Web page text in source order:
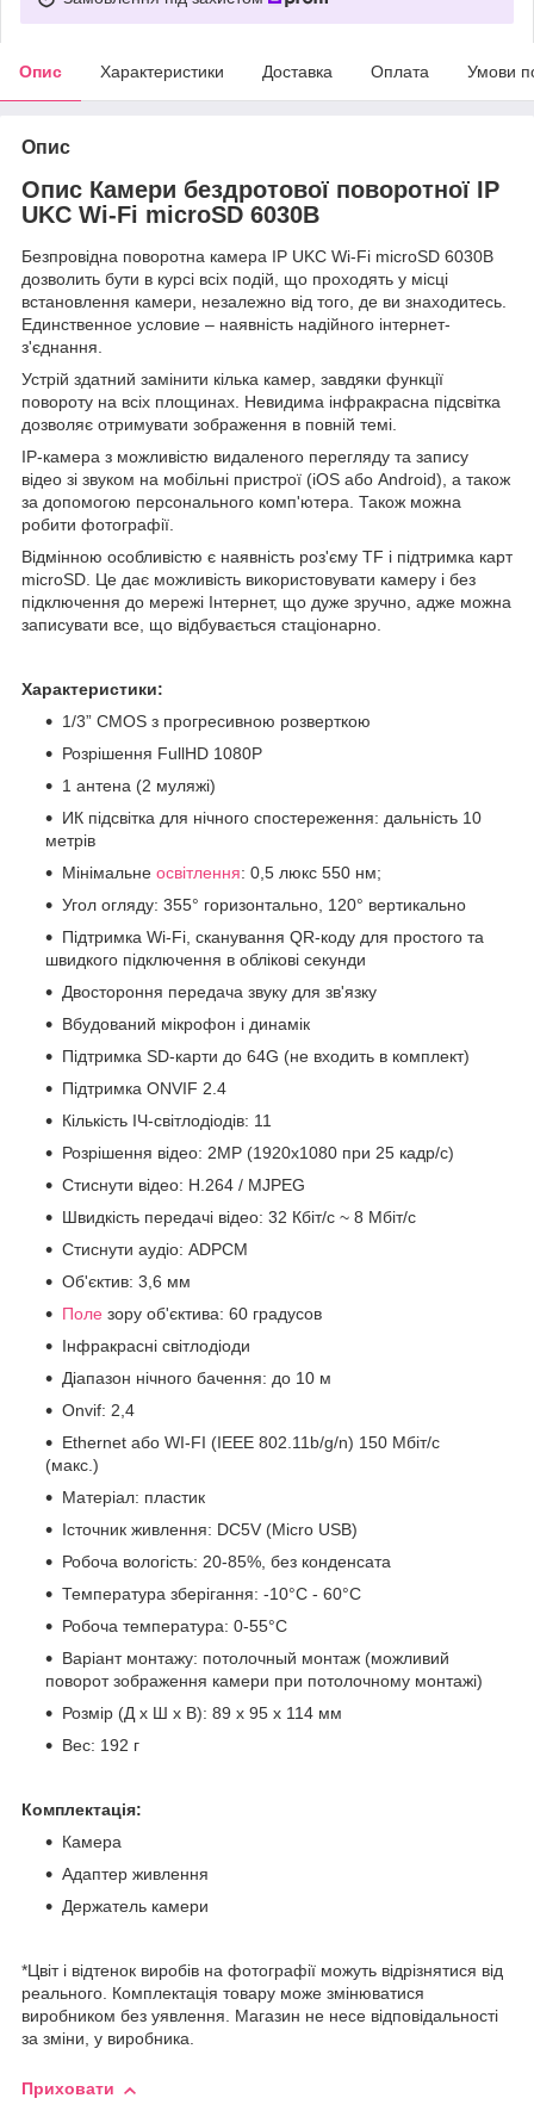
Опис Характеристики Доставка Оплата Умови
Опис
Опис Камери бездротової поворотної IP
UKC Wi-Fi microSD 6030B
Безпровідна поворотна камера IP UKC Wi-Fi microSD 6030B
дозволить бути в курсі всіх подій, що проходять у місці
встановлення камери, незалежно від того, де ви знаходитесь.
Единственное условие – наявність надійного інтернет-
з'єднання.
Устрій здатний замінити кілька камер, завдяки функції
повороту на всіх площинах. Невидима інфракрасна підсвітка
дозволяє отримувати зображення в повній темі.
IP-камера з можливістю видаленого перегляду та запису
відео зі звуком на мобільні пристрої (iOS або Android), а також
за допомогою персонального комп'ютера. Також можна
робити фотографії.
Відмінною особливістю є наявність роз'єму TF і підтримка карт
microSD. Це дає можливість використовувати камеру і без
підключення до мережі Інтернет, що дуже зручно, адже можна
записувати все, що відбувається стаціонарно.
Характеристики:
1/3” CMOS з прогресивною розверткою
Розрішення FullHD 1080P
1 антена (2 муляжі)
ИК підсвітка для нічного спостереження: дальність 10
метрів
Мінімальне освітлення: 0,5 люкс 550 нм;
Угол огляду: 355° горизонтально, 120° вертикально
Підтримка Wi-Fi, сканування QR-коду для простого та
швидкого підключення в облікові секунди
Двостороння передача звуку для зв'язку
Вбудований мікрофон і динамік
Підтримка SD-карти до 64G (не входить в комплект)
Підтримка ONVIF 2.4
Кількість ІЧ-світлодіодів: 11
Розрішення відео: 2MP (1920x1080 при 25 кадр/с)
Стиснути відео: H.264 / MJPEG
Швидкість передачі відео: 32 Кбіт/с ~ 8 Мбіт/с
Стиснути аудіо: ADPCM
Об'єктив: 3,6 мм
Поле зору об'єктива: 60 градусов
Інфракрасні світлодіоди
Діапазон нічного бачення: до 10 м
Onvif: 2,4
Ethernet або WI-FI (IEEE 802.11b/g/n) 150 Мбіт/с
(макс.)
Матеріал: пластик
Істочник живлення: DC5V (Micro USB)
Робоча вологість: 20-85%, без конденсата
Температура зберігання: -10°С - 60°С
Робоча температура: 0-55°С
Варіант монтажу: потолочный монтаж (можливий
поворот зображення камери при потолочному монтажі)
Розмір (Д х Ш х В): 89 х 95 х 114 мм
Вес: 192 г
Комплектація:
Камера
Адаптер живлення
Держатель камери
*Цвіт і відтенок виробів на фотографії можуть відрізнятися від
реального. Комплектація товару може змінюватися
виробником без уявлення. Магазин не несе відповідальності
за зміни, у виробника.
Приховати